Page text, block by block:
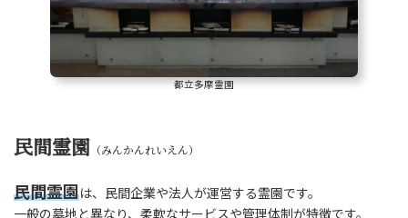
都立多摩霊園
民間霊園 （みんかんれいえん）
民間霊園は、民間企業や法人が運営する霊園です。
一般の墓地と異なり、柔軟なサービスや管理体制が特徴です。